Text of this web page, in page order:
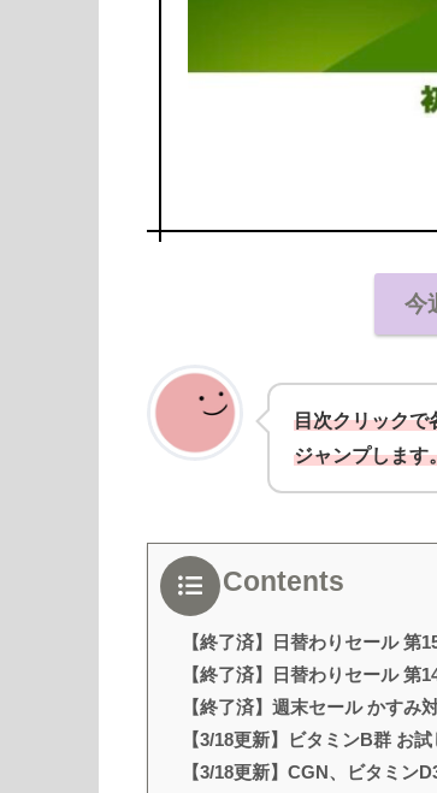
今
目次クリックで
ジャンプします
Contents
【終了済】日替わりセール 第
【終了済】日替わりセール 第
【終了済】週末セール かすみ
【3/18更新】ビタミンB群 お
【3/18更新】CGN、ビタミン